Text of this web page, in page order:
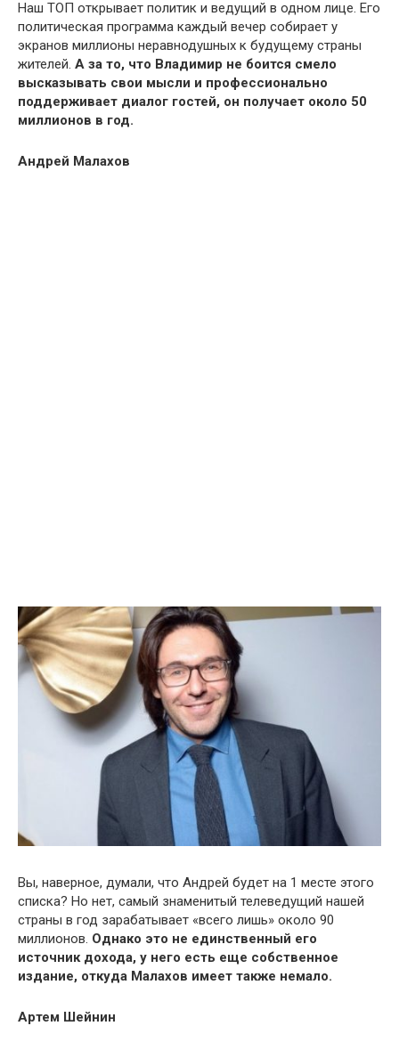
Наш ТОП открывает политик и ведущий в одном лице. Его
политическая программа каждый вечер собирает у
экранов миллионы неравнодушных к будущему страны
жителей. А за то, что Владимир не боится смело
высказывать свои мысли и профессионально
поддерживает диалог гостей, он получает около 50
миллионов в год.
Андрей Малахов
Вы, наверное, думали, что Андрей будет на 1 месте этого
списка? Но нет, самый знаменитый телеведущий нашей
страны в год зарабатывает «всего лишь» около 90
миллионов. Однако это не единственный его
источник дохода, у него есть еще собственное
издание, откуда Малахов имеет также немало.
Артем Шейнин